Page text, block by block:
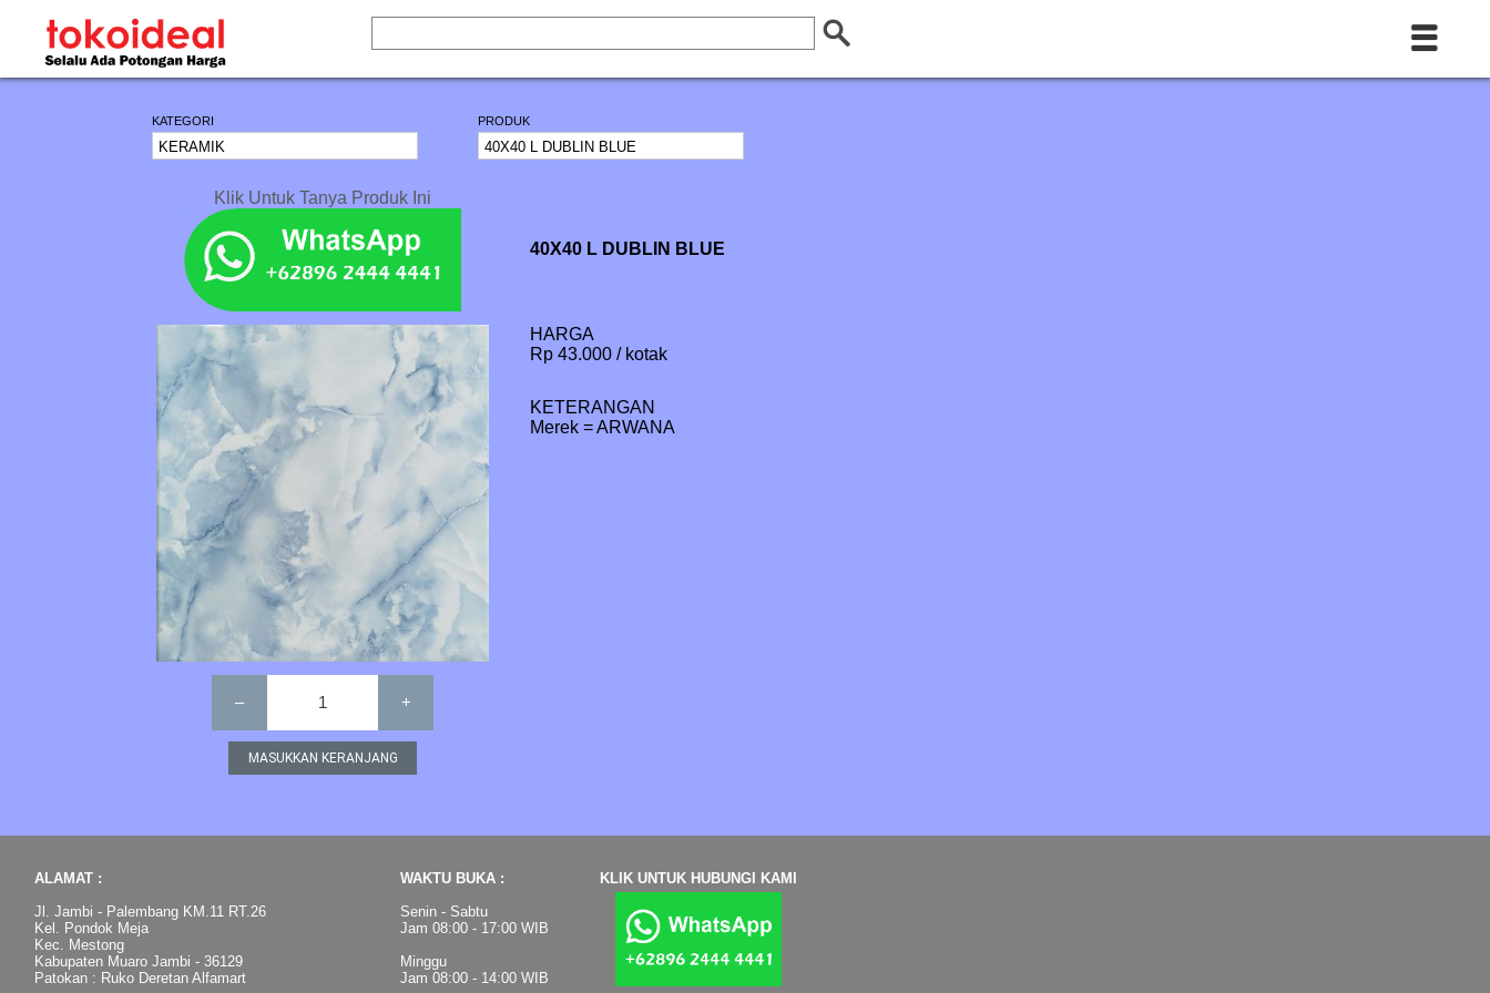
KATEGORI PRODUK
Klik Untuk Tanya Produk Ini
40X40 L DUBLIN BLUE
HARGA
Rp 43.000 / kotak
KETERANGAN
Merek = ARWANA
– 1 +
ALAMAT :
Jl. Jambi - Palembang KM.11 RT.26
Kel. Pondok Meja
Kec. Mestong
Kabupaten Muaro Jambi - 36129
Patokan : Ruko Deretan Alfamart
WAKTU BUKA :
Senin - Sabtu
Jam 08:00 - 17:00 WIB
Minggu
Jam 08:00 - 14:00 WIB
KLIK UNTUK HUBUNGI KAMI